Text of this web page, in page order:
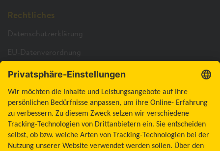
Rechtliches
Datenschutzerklärung
EU-Datenverordnung
Cookie-Richtlinie
Cookie-Einstellungen
Barrierefreiheitserklärung
Allgemeine Geschäftsbedingungen
Impressum